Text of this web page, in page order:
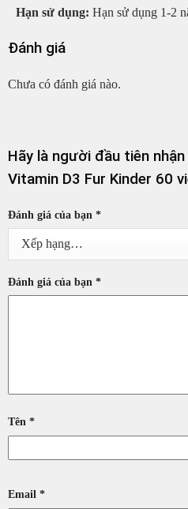
Hạn sử dụng: Hạn sử dụng 1-2
Đánh giá
Chưa có đánh giá nào.
Hãy là người đầu tiên
Vitamin D3 Fur Kinder 60
Đánh giá của bạn *
Đánh giá của bạn *
Tên *
Email *